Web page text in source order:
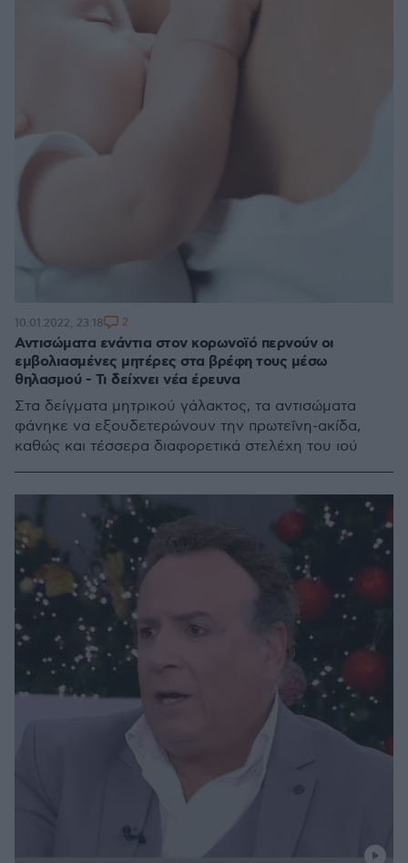
Αντισώματα ενάντια στον κορωνοϊό περνούν οι
εμβολιασμένες μητέρες στα βρέφη τους μέσω
θηλασμού - Τι δείχνει νέα έρευνα
Στα δείγματα μητρικού γάλακτος, τα αντισώματα
φάνηκε να εξουδετερώνουν την πρωτεΐνη-ακίδα,
καθώς και τέσσερα διαφορετικά στελέχη του ιού
10.01.2022, 23:18 2